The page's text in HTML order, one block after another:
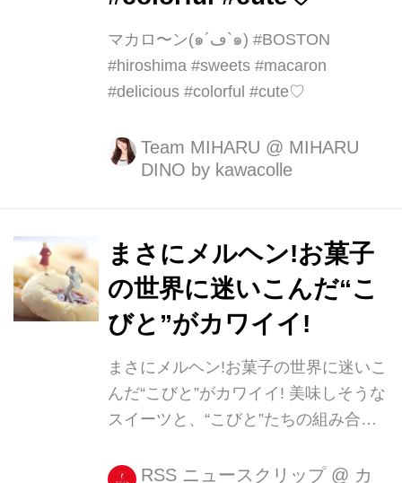
マカロ〜ン(๑´ڡ`๑) #BOSTON
#hiroshima #sweets #macaron
#delicious #colorful #cute♡
Team MIHARU @ MIHARU
DINO by kawacolle
まさにメルヘン!お菓子
の世界に迷いこんだ“こ
びと”がカワイイ!
まさにメルヘン!お菓子の世界に迷いこ
んだ“こびと”がカワイイ! 美味しそうな
スイーツと、“こびと”たちの組み合わ
アを拠点に活動するアーティスト、
RSS ニュースクリップ @ カ